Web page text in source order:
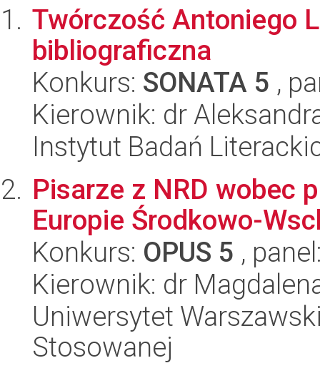
Twórczość Antoniego
bibliograficzna
Konkurs: SONATA 5 ,
Kierownik: dr
Instytut Badań
Pisarze z NRD wobec
Europie Środkowo-
Konkurs: OPUS 5 ,
Kierownik: dr
Uniwersytet
Stosowanej